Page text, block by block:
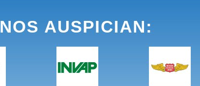
NOS AUSPICIAN: